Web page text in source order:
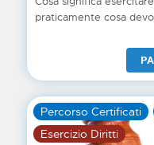
praticamente cosa
Percorso Certificati
Esercizio Diritti